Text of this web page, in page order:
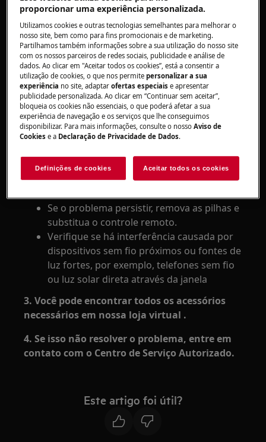
causa é um erro de comunicação entre a
placa de circuito eletrônico primário e a
eletrônica de controle.
Desconecte o exaustor da tomada.
Aguarde 30 segundos e conecte-o
novamente.
Alternativamente, encontre o interruptor
de alimentação e siga o mesmo
procedimento.
2. Verifique se há algum problema com o
controle remoto, se aplicável.
Se o problema persistir, remova as pilhas e
substitua o controle remoto.
Verifique se há interferência causada por
dispositivos sem fio próximos ou fontes de
luz fortes, por exemplo, telefones sem fio
ou luz solar direta através da janela
3. Você pode encontrar todos os acessórios
necessários em nossa loja virtual .
4. Se isso não resolver o problema, entre em
contato com o Centro de Serviço Autorizado.
Este artigo foi útil?
proporcionar uma experiência personalizada.
Utilizamos cookies e outras tecnologias semelhantes para melhorar o
nosso site, bem como para fins promocionais e de marketing.
Partilhamos também informações sobre a sua utilização do nosso site
com os nossos parceiros de redes sociais, publicidade e análise de
dados. Ao clicar em "Aceitar todos os cookies”, está a consentir a
utilização de cookies, o que nos permitepersonalizar a sua
experiência no site, adaptarofertas especiaise apresentar
publicidade personalizada. Ao clicar em “Continuar sem aceitar”,
bloqueia os cookies não essenciais, o que poderá afetar a sua
experiência de navegação e os serviços que lhe conseguimos
disponibilizar. Para mais informações, consulte o nossoAviso de
Cookies e a Declaração de Privacidade de Dados.
Definições de cookies Aceitar todos os cookies